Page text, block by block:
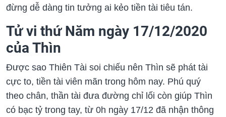
đừng dễ dàng tin tưởng ai kẻo tiền tài tiêu tán.
Tử vi thứ Năm ngày 17/12/2020
của Thìn
Được sao Thiên Tài soi chiếu nên Thìn sẽ phát tài
cực to, tiền tài viên mãn trong hôm nay. Phú quý
theo chân, thần tài đưa đường chỉ lối còn giúp Thìn
có bạc tỷ trong tay, từ 0h ngày 17/12 đã nhận thông